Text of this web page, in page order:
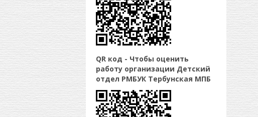
QR код - Чтобы оценить
работу организации Детский
отдел РМБУК Тербунская МПБ